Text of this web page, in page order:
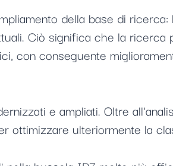
della base di
Ciò significa che la ricerca
con conseguente
e ampliati. Oltre
ottimizzare ulteriormente la